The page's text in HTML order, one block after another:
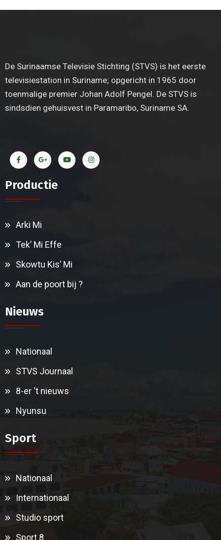
De Surinaamse Televisie Stichting (STVS) is het eerste
televisiestation in Suriname; opgericht in 1965 door
toenmalige premier Johan Adolf Pengel. De STVS is
sindsdien gehuisvest in Paramaribo, Suriname SA.
Productie
Arki Mi
Tek’ Mi Effe
Skowtu Kis’ Mi
Aan de poort bij ?
Nieuws
Nationaal
STVS Journaal
8-er ‘t nieuws
Nyunsu
Sport
Nationaal
Internationaal
Studio sport
Sport 8